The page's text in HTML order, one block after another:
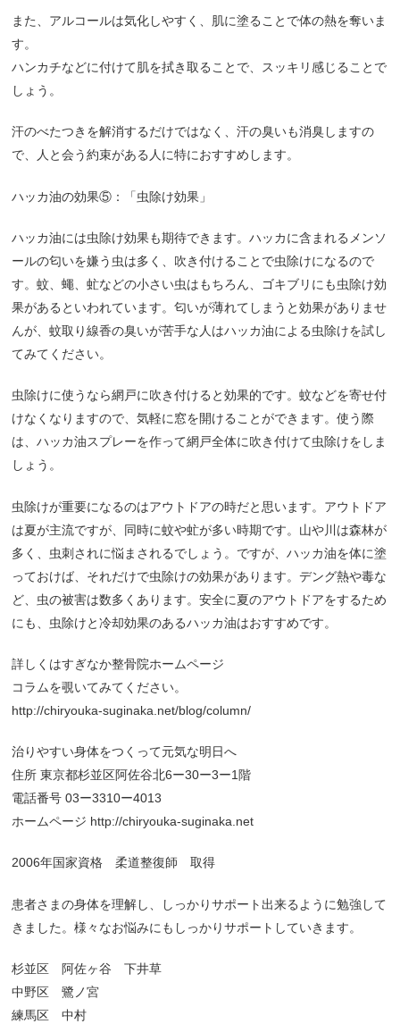
また、アルコールは気化しやすく、肌に塗ることで体の熱を奪いま
す。
ハンカチなどに付けて肌を拭き取ることで、スッキリ感じることで
しょう。
汗のべたつきを解消するだけではなく、汗の臭いも消臭しますの
で、人と会う約束がある人に特におすすめします。
ハッカ油の効果⑤：「虫除け効果」
ハッカ油には虫除け効果も期待できます。ハッカに含まれるメンソ
ールの匂いを嫌う虫は多く、吹き付けることで虫除けになるので
す。蚊、蠅、虻などの小さい虫はもちろん、ゴキブリにも虫除け効
果があるといわれています。匂いが薄れてしまうと効果がありませ
んが、蚊取り線香の臭いが苦手な人はハッカ油による虫除けを試し
てみてください。
虫除けに使うなら網戸に吹き付けると効果的です。蚊などを寄せ付
けなくなりますので、気軽に窓を開けることができます。使う際
は、ハッカ油スプレーを作って網戸全体に吹き付けて虫除けをしま
しょう。
虫除けが重要になるのはアウトドアの時だと思います。アウトドア
は夏が主流ですが、同時に蚊や虻が多い時期です。山や川は森林が
多く、虫刺されに悩まされるでしょう。ですが、ハッカ油を体に塗
っておけば、それだけで虫除けの効果があります。デング熱や毒な
ど、虫の被害は数多くあります。安全に夏のアウトドアをするため
にも、虫除けと冷却効果のあるハッカ油はおすすめです。
詳しくはすぎなか整骨院ホームページ
コラムを覗いてみてください。
http://chiryouka-suginaka.net/blog/column/
治りやすい身体をつくって元気な明日へ
住所 東京都杉並区阿佐谷北6ー30ー3ー1階
電話番号 03ー3310ー4013
ホームページ http://chiryouka-suginaka.net
2006年国家資格 柔道整復師 取得
患者さまの身体を理解し、しっかりサポート出来るように勉強して
きました。様々なお悩みにもしっかりサポートしていきます。
杉並区 阿佐ヶ谷 下井草
中野区 鷺ノ宮
練馬区 中村